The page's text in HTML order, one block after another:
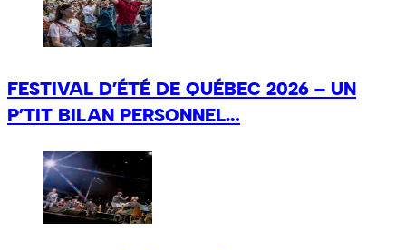
FESTIVAL D’ÉTÉ DE QUÉBEC 2026 – UN
P’TIT BILAN PERSONNEL…